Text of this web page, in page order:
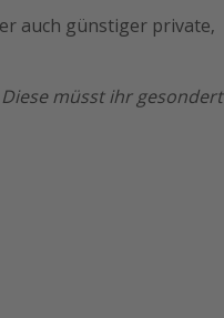
auch günstiger private,
müsst ihr gesondert